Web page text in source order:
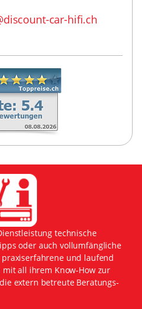
car-hifi.ch
technische
oder auch vollumfängliche
und laufend
all ihrem Know-How zur
extern betreute Beratungs-